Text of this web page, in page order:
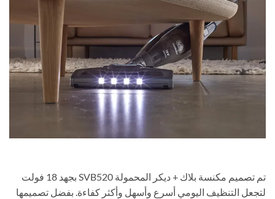
تم تصميم مكنسة بلاك + ديكر المحمولة SVB520 بجهد 18 فولت
لتجعل التنظيف اليومي أسرع وأسهل وأكثر كفاءة. بفضل تصميمها